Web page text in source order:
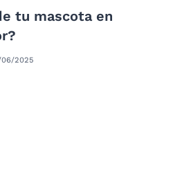
tu mascota en
2025